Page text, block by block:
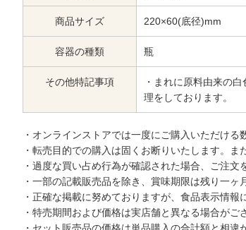
商品サイズ 220×60(底径)mm
容器の種類 瓶
その他特記事項
・まれに原料由来の
理をしております。
・オンラインストアでは一度にご購入いただける
・転売目的での購入は固くお断りいたします。
・過度な買い占め行為が確認された場合、ご注文
・一部の記載販売品を除き、賞味期限は残り一ヶ
・正確な掲載に努めておりますが、食品表示情
・特売期間および価格は実店舗と異なる場合がご